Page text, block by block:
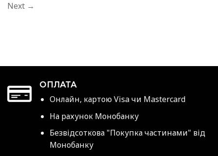
Next →
ОПЛАТА
Онлайн, картою Visa чи Mastercard
На рахунок Монобанку
Безвідсоткова "Покупка частинами" від
Монобанку